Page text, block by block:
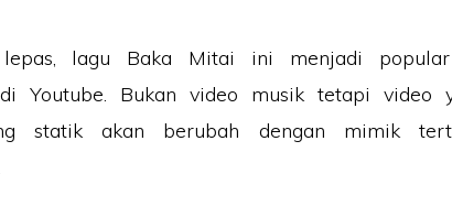
lagu Baka Mitai ini menjadi
Youtube. Bukan video musik tetapi video
statik akan berubah dengan mimik